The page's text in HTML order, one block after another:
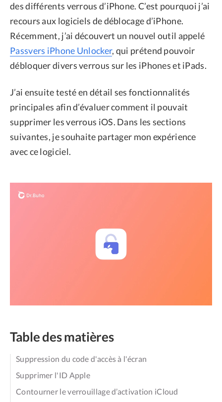
des différents verrous d’iPhone. C’est pourquoi j’ai
recours aux logiciels de déblocage d’iPhone.
Récemment, j’ai découvert un nouvel outil appelé
Passvers iPhone Unlocker, qui prétend pouvoir
débloquer divers verrous sur les iPhones et iPads.
J’ai ensuite testé en détail ses fonctionnalités
principales afin d’évaluer comment il pouvait
supprimer les verrous iOS. Dans les sections
suivantes, je souhaite partager mon expérience
avec ce logiciel.
Table des matières
Suppression du code d'accès à l'écran
Supprimer l'ID Apple
Contourner le verrouillage d’activation iCloud